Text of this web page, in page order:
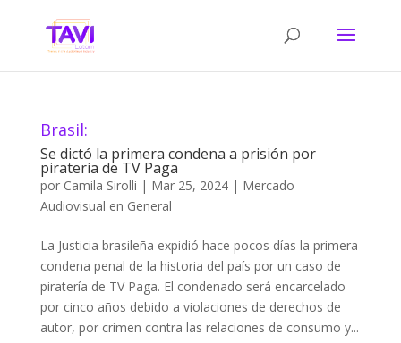
Brasil:
Se dictó la primera condena a prisión por
piratería de TV Paga
por Camila Sirolli | Mar 25, 2024| Mercado
Audiovisual en General
La Justicia brasileña expidió hace pocos días la primera
condena penal de la historia del país por un caso de
piratería de TV Paga. El condenado será encarcelado
por cinco años debido a violaciones de derechos de
autor, por crimen contra las relaciones de consumo y...